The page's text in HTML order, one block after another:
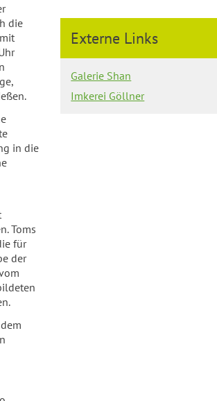
die
in die
Toms
für
der
Externe Links
Galerie Shan
Imkerei Göllner